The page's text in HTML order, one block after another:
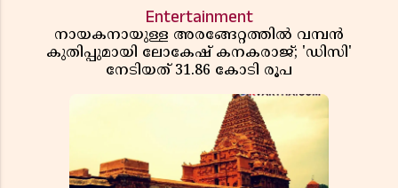
Entertainment
നായകനായുള്ള അരങ്ങേറ്റത്തിൽ വമ്പൻ
കുതിപ്പുമായി ലോകേഷ് കനകരാജ്; 'ഡിസി'
നേടിയത് 31.86 കോടി രൂപ